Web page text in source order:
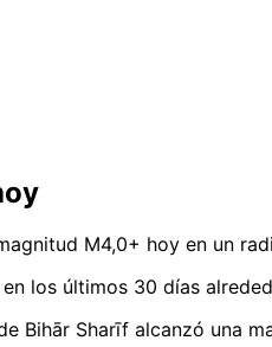
M4,0+ hoy en un
los últimos 30 días
Bihār Sharīf alcanzó una